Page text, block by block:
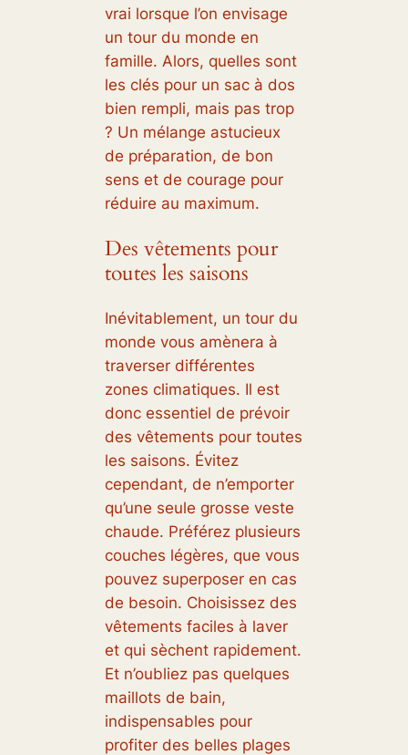
vrai lorsque l’on envisage
un tour du monde en
famille. Alors, quelles sont
les clés pour un sac à dos
bien rempli, mais pas trop
? Un mélange astucieux
de préparation, de bon
sens et de courage pour
réduire au maximum.
Des vêtements pour
toutes les saisons
Inévitablement, un tour du
monde vous amènera à
traverser différentes
zones climatiques. Il est
donc essentiel de prévoir
des vêtements pour toutes
les saisons. Évitez
cependant, de n’emporter
qu’une seule grosse veste
chaude. Préférez plusieurs
couches légères, que vous
pouvez superposer en cas
de besoin. Choisissez des
vêtements faciles à laver
et qui sèchent rapidement.
Et n’oubliez pas quelques
maillots de bain,
indispensables pour
profiter des belles plages